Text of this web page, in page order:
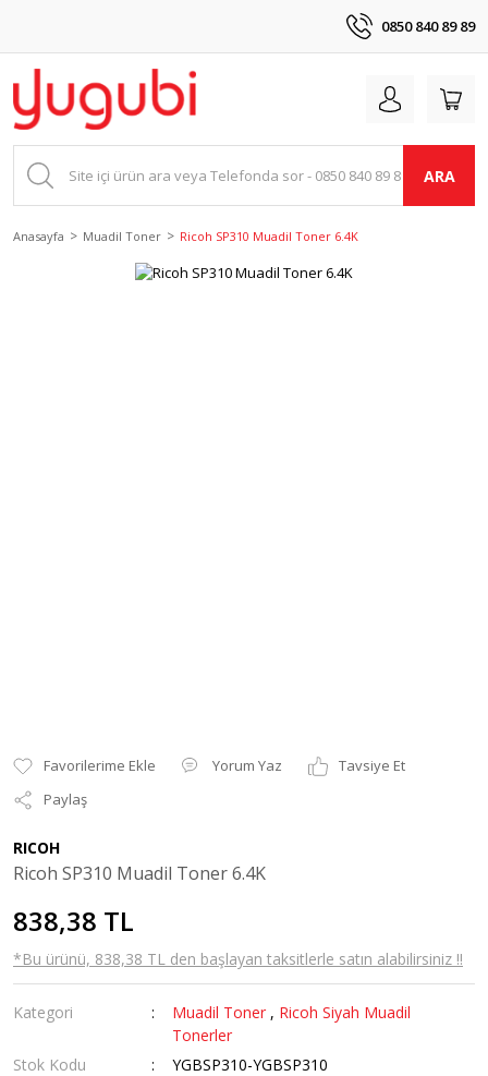
0850 840 89 89
ARA
Anasayfa Muadil Toner Ricoh SP310 Muadil Toner 6.4K
Yorum Yaz
Tavsiye Et
Paylaş
RICOH
Ricoh SP310 Muadil Toner 6.4K
838,38 TL
*Bu ürünü, 838,38 TL den başlayan taksitlerle satın alabilirsiniz !!
Kategori Muadil Toner , Ricoh Siyah Muadil
Tonerler
Stok Kodu
YGBSP310-YGBSP310